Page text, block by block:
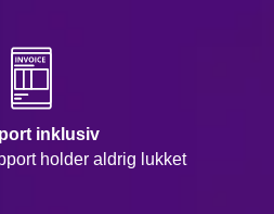
inklusiv
holder aldrig lukket